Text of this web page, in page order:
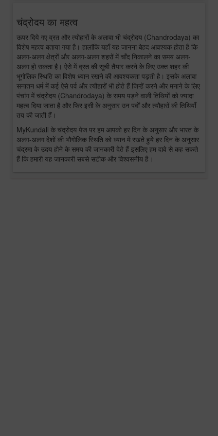
चंद्रोदय का महत्व
ऊपर दिये गए व्रत और त्योहारों के अलावा भी चंद्रोदय (Chandrodaya) का
विशेष महत्व बताया गया है। हालांकि यहाँ यह जानना बेहद आवश्यक होता है कि
अलग-अलग क्षेत्रों और अलग-अलग शहरों में चाँद निकालने का समय अलग-
अलग हो सकता है। ऐसे में व्रत की सूची तैयार करने के लिए उक्त शहर की
भूगोलिक स्थिति का विशेष ध्यान रखने की आवश्यकता पड़ती है। इसके अलावा
सनातन धर्म में कई ऐसे पर्व और त्यौहारों भी होते हैं जिन्हें करने और मनाने के लिए
पंचांग में चंद्रोदय (Chandrodaya) के समय पड़ने वाली तिथियों को ज्यादा
महत्व दिया जाता है और फिर इसी के अनुसार उन पर्वों और त्यौहारों की तिथियाँ
तय की जाती हैं।
MyKundali के चंद्रोदय पेज पर हम आपको हर दिन के अनुसार और भारत के
अलग-अलग देशों की भौगोलिक स्थिति को ध्यान में रखते हुये हर दिन के अनुसार
चंद्रमा के उदय होने के समय की जानकारी देते हैं इसलिए हम दावे से कह सकते
हैं कि हमारी यह जानकारी सबसे सटीक और विश्वसनीय है।